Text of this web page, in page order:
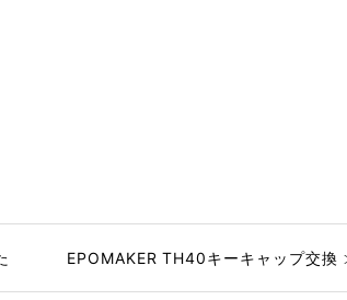
EPOMAKER TH40キーキャップ交換